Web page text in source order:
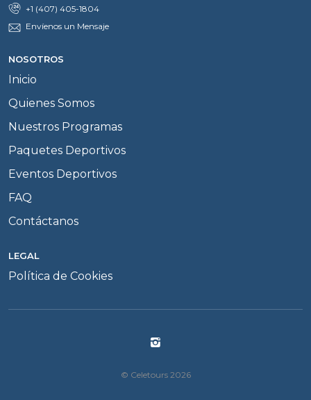
+1 (407) 405-1804
Envíenos un Mensaje
NOSOTROS
Inicio
Quienes Somos
Nuestros Programas
Paquetes Deportivos
Eventos Deportivos
FAQ
Contáctanos
LEGAL
Política de Cookies
© Celetours 2026